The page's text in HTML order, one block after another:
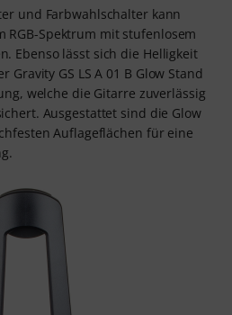
und Farbwahlschalter kann
RGB-Spektrum mit stufenlosem
Ebenso lässt sich die Helligkeit
GS LS A 01 B Glow Stand
welche die Gitarre zuverlässig
Ausgestattet sind die Glow
Auflageflächen für eine